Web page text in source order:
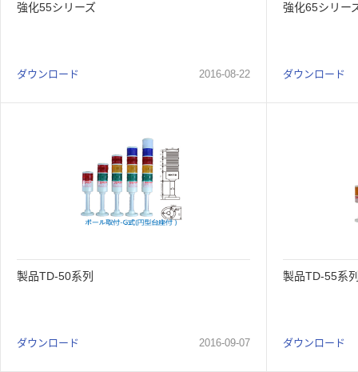
強化55シリーズ
2016-08-22
ダウンロード
強化65シリー
ダウンロード
製品TD-50系列
2016-09-07
ダウンロード
製品TD-55系
ダウンロード